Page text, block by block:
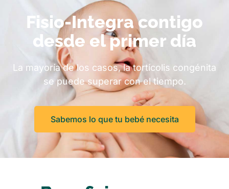
Fisio-Integra contigo
desde el primer día
La mayoría de los casos, la tortícolis congénita
se puede superar con el tiempo.
Sabemos lo que tu bebé necesita